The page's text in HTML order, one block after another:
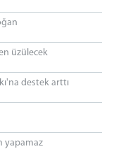
üzülecek
destek arttı
yapamaz